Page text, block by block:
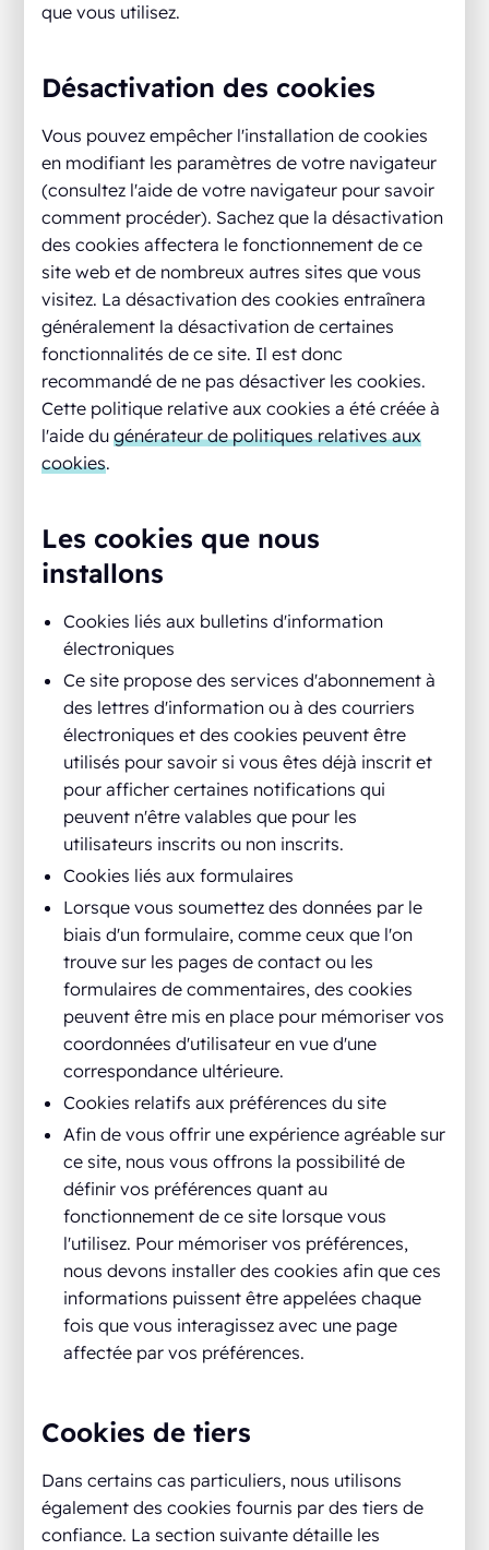
que vous utilisez.
Désactivation des cookies
Vous pouvez empêcher l'installation de cookies
en modifiant les paramètres de votre navigateur
(consultez l'aide de votre navigateur pour savoir
comment procéder). Sachez que la désactivation
des cookies affectera le fonctionnement de ce
site web et de nombreux autres sites que vous
visitez. La désactivation des cookies entraînera
généralement la désactivation de certaines
fonctionnalités de ce site. Il est donc
recommandé de ne pas désactiver les cookies.
Cette politique relative aux cookies a été créée à
l'aide dugénérateur de politiques relatives aux
cookies.
Les cookies que nous
installons
Cookies liés aux bulletins d'information
électroniques
Ce site propose des services d'abonnement à
des lettres d'information ou à des courriers
électroniques et des cookies peuvent être
utilisés pour savoir si vous êtes déjà inscrit et
pour afficher certaines notifications qui
peuvent n'être valables que pour les
utilisateurs inscrits ou non inscrits.
Cookies liés aux formulaires
Lorsque vous soumettez des données par le
biais d'un formulaire, comme ceux que l'on
trouve sur les pages de contact ou les
formulaires de commentaires, des cookies
peuvent être mis en place pour mémoriser vos
coordonnées d'utilisateur en vue d'une
correspondance ultérieure.
Cookies relatifs aux préférences du site
Afin de vous offrir une expérience agréable sur
ce site, nous vous offrons la possibilité de
définir vos préférences quant au
fonctionnement de ce site lorsque vous
l'utilisez. Pour mémoriser vos préférences,
nous devons installer des cookies afin que ces
informations puissent être appelées chaque
fois que vous interagissez avec une page
affectée par vos préférences.
Cookies de tiers
Dans certains cas particuliers, nous utilisons
également des cookies fournis par des tiers de
confiance. La section suivante détaille les